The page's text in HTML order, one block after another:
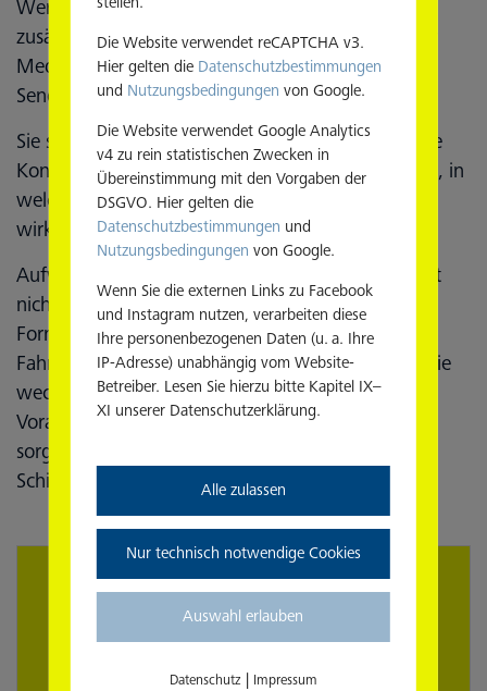
Werbung besonders gut einprägt, können Sie
zusätzlich noch die Sendefrequenz erhöhen. Unser
Mediaplaner zeigt Ihnen die entsprechenden
Sendeumfelder an.
Sie sind neugierig oder haben Fragen? Nehmen Sie
Kontakt zu unseren Mediaberatern auf! Sie wissen, in
welchem Sendeumfeld Ihre Botschaft am besten
wirkt.
Aufwändige Spotproduktion zum Wucherpreis? Ist
nicht! Denn unser Studioteam adaptiert Ihre
Formatvorlagen in kürzester Zeit für das
Fahrgastfernsehen. Anpassungen „on the fly“ sowie
wechselnde Spotmotive schaffen beste
Voraussetzungen für spannende Kampagnen. Und
sorgen dafür, dass Ihre Werbung schnell auf die
Schiene gelangt.
Die Website verwendet reCAPTCHA v3.
Hier gelten die Datenschutzbestimmungen
und Nutzungsbedingungen von Google.
Die Website verwendet Google Analytics
v4 zu rein statistischen Zwecken in
Übereinstimmung mit den Vorgaben der
DSGVO. Hier gelten die
Datenschutzbestimmungen und
Nutzungsbedingungen von Google.
Wenn Sie die externen Links zu Facebook
und Instagram nutzen, verarbeiten diese
Ihre personenbezogenen Daten (u. a. Ihre
IP-Adresse) unabhängig vom Website-
Betreiber. Lesen Sie hierzu bitte Kapitel IX–
XI unserer Datenschutzerklärung.
Alle zulassen
Nur technisch notwendige Cookies
Auswahl erlauben
Datenschutz | Impressum